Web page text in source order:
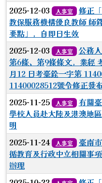
2025-12-03 人事室
修正
教保服務機構優良教師 師
要點」，自即日生效
2025-12-03 人事室
公務
第6條、第9條條文，業經
月12 日考臺銓一字第
11400028512號令修正發
2025-11-25 人事室
有關
學校人員赴大陸及港澳地
明
2025-11-24
人事室
臺南
循教育及行政中立相關事
辦理